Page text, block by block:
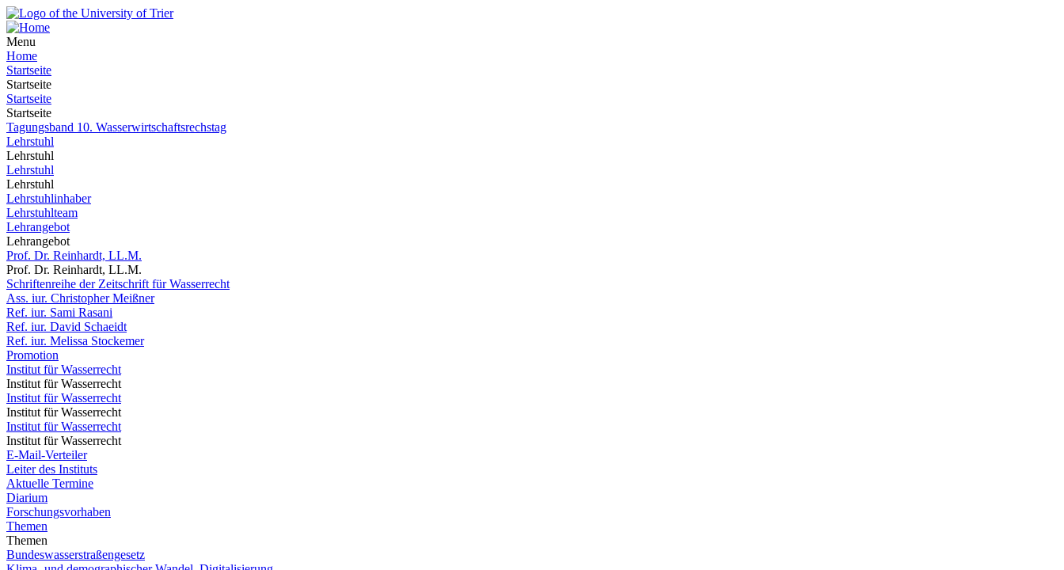
Menu
Home
Startseite
Startseite
Startseite
Startseite
Tagungsband 10. Wasserwirtschaftsrechstag
Lehrstuhl
Lehrstuhl
Lehrstuhl
Lehrstuhl
Lehrstuhlinhaber
Lehrstuhlteam
Lehrangebot
Lehrangebot
Prof. Dr. Reinhardt, LL.M.
Prof. Dr. Reinhardt, LL.M.
Schriftenreihe der Zeitschrift für Wasserrecht
Ass. iur. Christopher Meißner
Ref. iur. Sami Rasani
Ref. iur. David Schaeidt
Ref. iur. Melissa Stockemer
Promotion
Institut für Wasserrecht
Institut für Wasserrecht
Institut für Wasserrecht
Institut für Wasserrecht
Institut für Wasserrecht
Institut für Wasserrecht
E-Mail-Verteiler
Leiter des Instituts
Aktuelle Termine
Diarium
Forschungsvorhaben
Themen
Themen
Bundeswasserstraßengesetz